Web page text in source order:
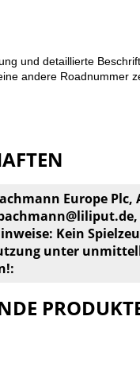
und detaillierte
andere Roadnummer
Europe Plc,
Kein
unter